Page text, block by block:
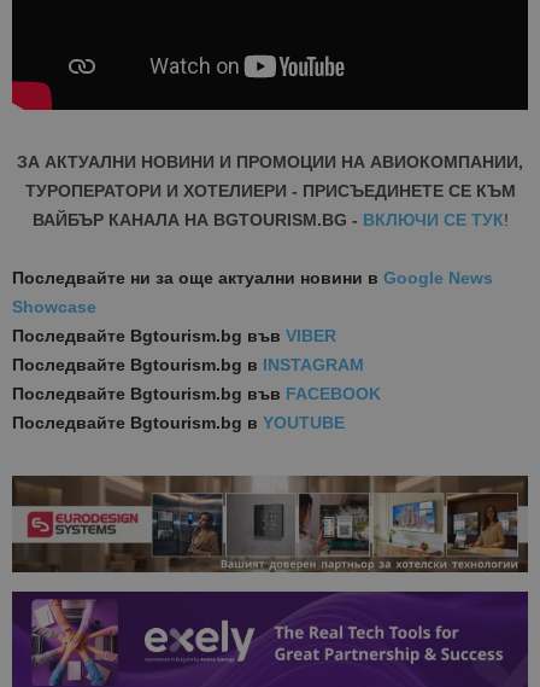
ЗА АКТУАЛНИ НОВИНИ И ПРОМОЦИИ НА АВИОКОМПАНИИ,
ТУРОПЕРАТОРИ И ХОТЕЛИЕРИ - ПРИСЪЕДИНЕТЕ СЕ КЪМ
ВАЙБЪР КАНАЛА НА BGTOURISM.BG - ВКЛЮЧИ СЕ ТУК!
Последвайте ни за още актуални новини в Google News
Showcase
Последвайте Bgtourism.bg във VIBER
Последвайте Bgtourism.bg в INSTAGRAM
Последвайте Bgtourism.bg във FACEBOOK
Последвайте Bgtourism.bg в YOUTUBE